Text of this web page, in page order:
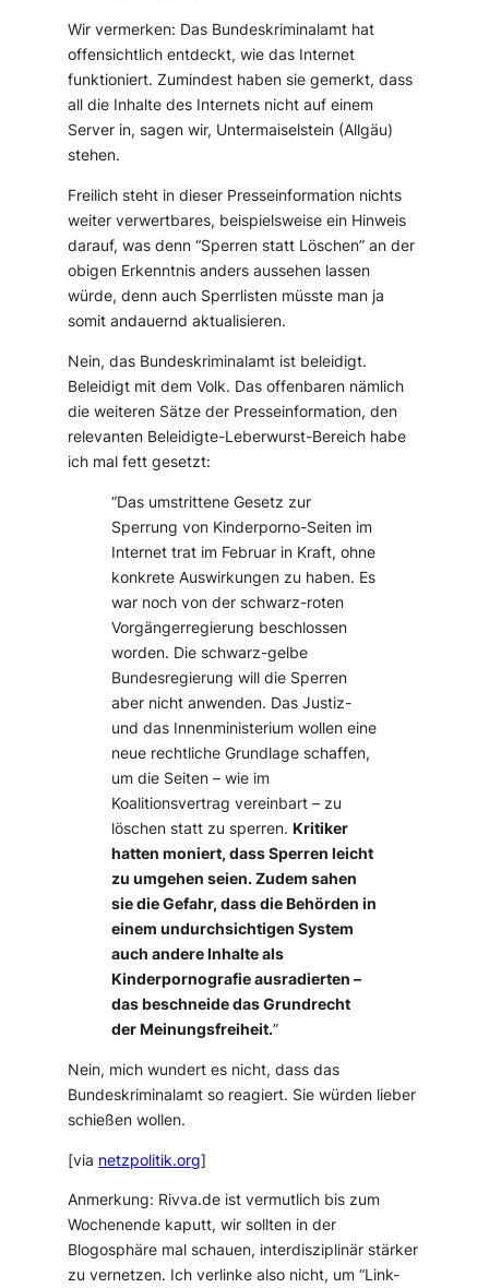
Wir vermerken: Das Bundeskriminalamt hat
offensichtlich entdeckt, wie das Internet
funktioniert. Zumindest haben sie gemerkt, dass
all die Inhalte des Internets nicht auf einem
Server in, sagen wir, Untermaiselstein (Allgäu)
stehen.
Freilich steht in dieser Presseinformation nichts
weiter verwertbares, beispielsweise ein Hinweis
darauf, was denn “Sperren statt Löschen” an der
obigen Erkenntnis anders aussehen lassen
würde, denn auch Sperrlisten müsste man ja
somit andauernd aktualisieren.
Nein, das Bundeskriminalamt ist beleidigt.
Beleidigt mit dem Volk. Das offenbaren nämlich
die weiteren Sätze der Presseinformation, den
relevanten Beleidigte-Leberwurst-Bereich habe
ich mal fett gesetzt:
“Das umstrittene Gesetz zur
Sperrung von Kinderporno-Seiten im
Internet trat im Februar in Kraft, ohne
konkrete Auswirkungen zu haben. Es
war noch von der schwarz-roten
Vorgängerregierung beschlossen
worden. Die schwarz-gelbe
Bundesregierung will die Sperren
aber nicht anwenden. Das Justiz-
und das Innenministerium wollen eine
neue rechtliche Grundlage schaffen,
um die Seiten – wie im
Koalitionsvertrag vereinbart – zu
löschen statt zu sperren. Kritiker
hatten moniert, dass Sperren leicht
zu umgehen seien. Zudem sahen
sie die Gefahr, dass die Behörden in
einem undurchsichtigen System
auch andere Inhalte als
Kinderpornografie ausradierten –
das beschneide das Grundrecht
der Meinungsfreiheit.”
Nein, mich wundert es nicht, dass das
Bundeskriminalamt so reagiert. Sie würden lieber
schießen wollen.
[via netzpolitik.org]
Anmerkung: Rivva.de ist vermutlich bis zum
Wochenende kaputt, wir sollten in der
Blogosphäre mal schauen, interdisziplinär stärker
zu vernetzen. Ich verlinke also nicht, um “Link-